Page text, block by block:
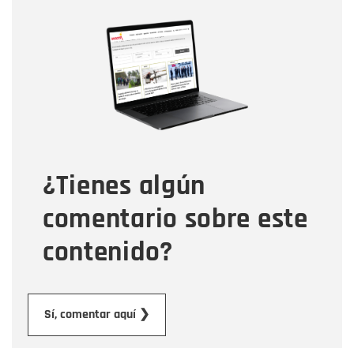
¿Tienes algún
comentario sobre este
contenido?
Sí, comentar aquí ❯
Correo electrónico
Tipo de comentario
Mensaje